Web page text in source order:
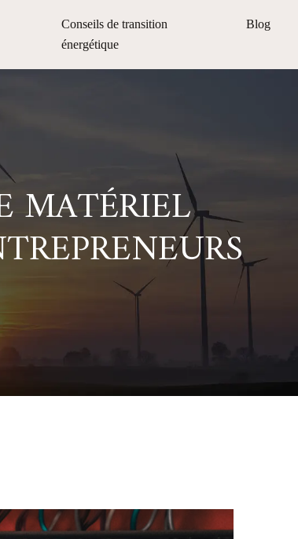
Conseils de transition
énergétique
Blog
MATÉRIEL